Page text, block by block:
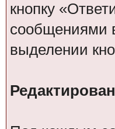
кнопку
сообщениями
выделении